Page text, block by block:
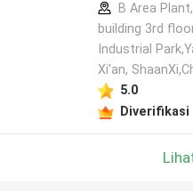
B Area
building 3rd
Industrial
Xi'an,
5.0
Diverifikasi